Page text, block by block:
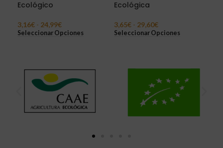
Ecológico
3,16€ - 24,99€
Seleccionar Opciones
Ecológica
3,65€ - 29,60€
Seleccionar Opciones